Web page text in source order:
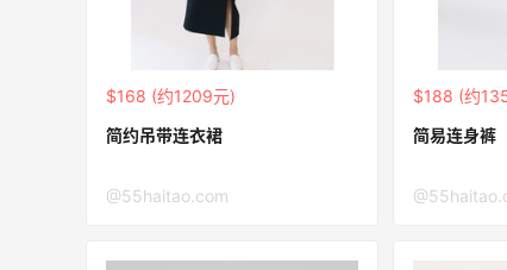
$168 (约1209元)
简约吊带连衣裙
@55haitao.com
$188 (约
简易连身裤
Macy's：美妆精选10日闪促 低至5折+免
邮
关注兰蔻、雅诗兰黛等 每日更新
Macy's
Space NK UK：美妆护肤大促！入Lisa
新人首单享8折